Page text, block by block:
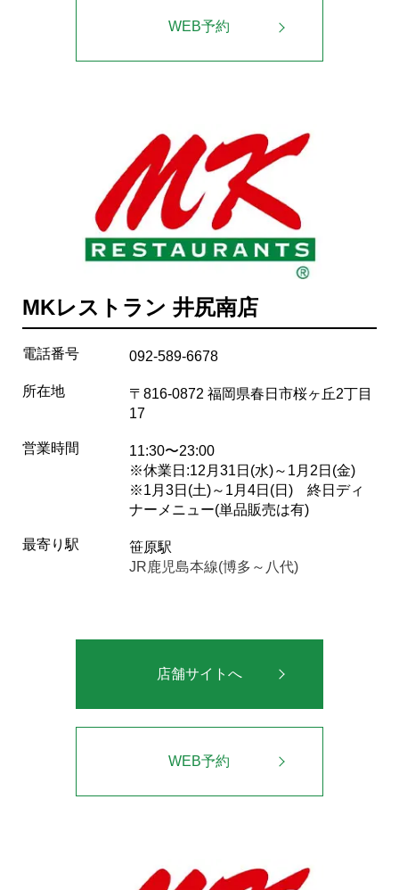
WEB予約
MKレストラン 井尻南店
電話番号 092-589-6678
所在地
〒816-0872 福岡県春日市桜ヶ丘2丁目
17
営業時間
11:30〜23:00
※休業日:12月31日(水)～1月2日(金)
※1月3日(土)～1月4日(日) 終日ディ
ナーメニュー(単品販売は有)
最寄り駅
笹原駅
JR鹿児島本線(博多～八代)
店舗サイトへ
WEB予約